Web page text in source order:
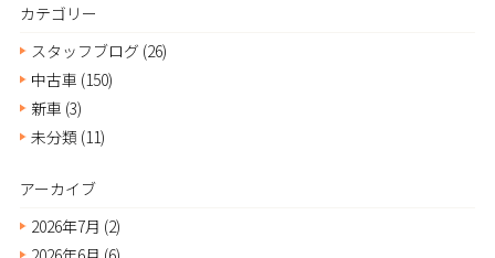
カテゴリー
スタッフブログ (26)
中古車 (150)
新車 (3)
未分類 (11)
アーカイブ
2026年7月 (2)